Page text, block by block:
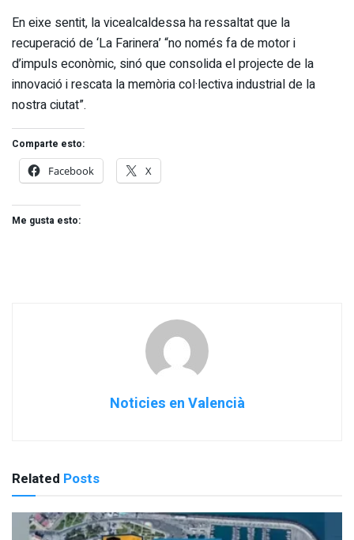
En eixe sentit, la vicealcaldessa ha ressaltat que la
recuperació de ‘La Farinera’ “no només fa de motor i
d’impuls econòmic, sinó que consolida el projecte de la
innovació i rescata la memòria col·lectiva industrial de la
nostra ciutat”.
Comparte esto:
Facebook
X
Me gusta esto:
Noticies en Valencià
Related Posts